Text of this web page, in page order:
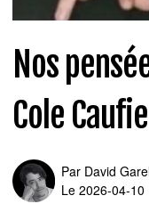
Nos
Cole
Par David
Le 2026-04-10